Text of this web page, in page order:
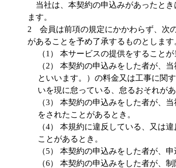
当社は、本契約の申込みがあったとき
ます。
2 会員は前項の規定にかかわらず、次
があることを予め了承するものとします
（1） 本サービスの提供をすること
（2） 本契約の申込みをした者が、
といいます。）の料金又は工事に関
いを現に怠っている、怠るおそれが
（3） 本契約の申込みをした者が、
をされたことがあるとき。
（4） 本規約に違反している、又は
ことがあるとき。
（5） 本契約の申込みをした者が、
（6） 本契約の申込みをした者が、